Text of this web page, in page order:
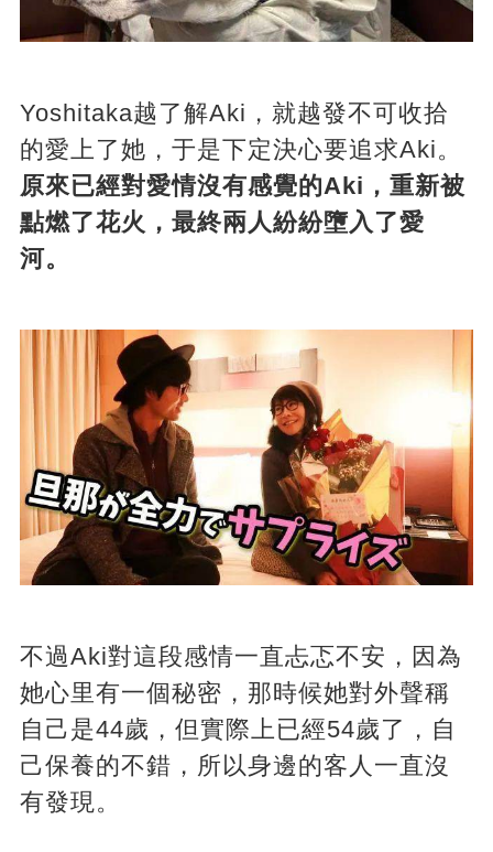
Yoshitaka越了解Aki，就越發不可收拾
的愛上了她，于是下定決心要追求Aki。
原來已經對愛情沒有感覺的Aki，重新被
點燃了花火，最終兩人紛紛墮入了愛
河。
不過Aki對這段感情一直忐忑不安，因為
她心里有一個秘密，那時候她對外聲稱
自己是44歲，但實際上已經54歲了，自
己保養的不錯，所以身邊的客人一直沒
有發現。